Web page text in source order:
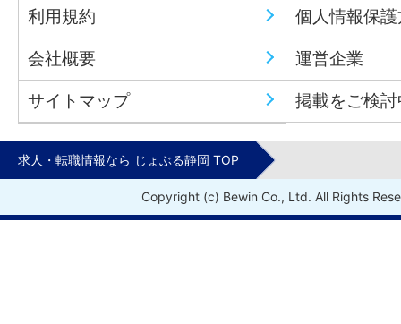
利用規約 個人情報保
会社概要 運営企業
サイトマップ 掲載をご検
求人・転職情報なら じょぶる静岡 TOP
Copyright (c) Bewin Co., Ltd. All Rights